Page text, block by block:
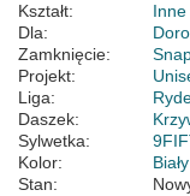
Kształt:
Dla:
Zamknięcie:
Projekt:
Liga:
Daszek:
Sylwetka:
Kolor:
Biały
Stan: